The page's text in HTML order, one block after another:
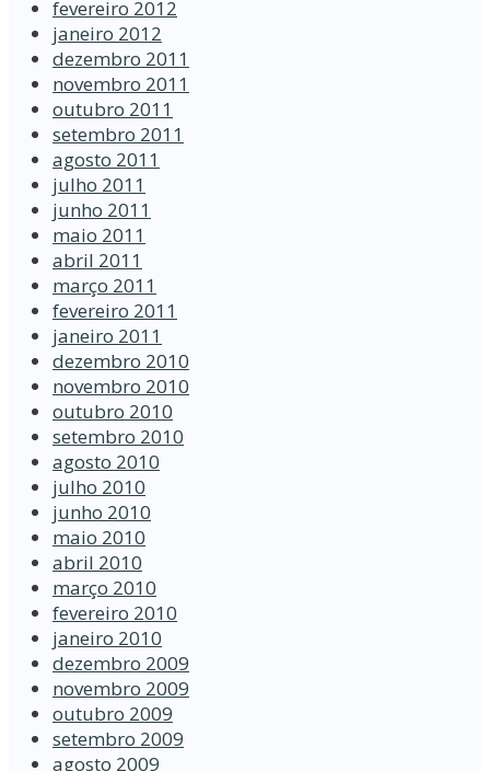
fevereiro 2012
janeiro 2012
dezembro 2011
novembro 2011
outubro 2011
setembro 2011
agosto 2011
julho 2011
junho 2011
maio 2011
abril 2011
março 2011
fevereiro 2011
janeiro 2011
dezembro 2010
novembro 2010
outubro 2010
setembro 2010
agosto 2010
julho 2010
junho 2010
maio 2010
abril 2010
março 2010
fevereiro 2010
janeiro 2010
dezembro 2009
novembro 2009
outubro 2009
setembro 2009
agosto 2009